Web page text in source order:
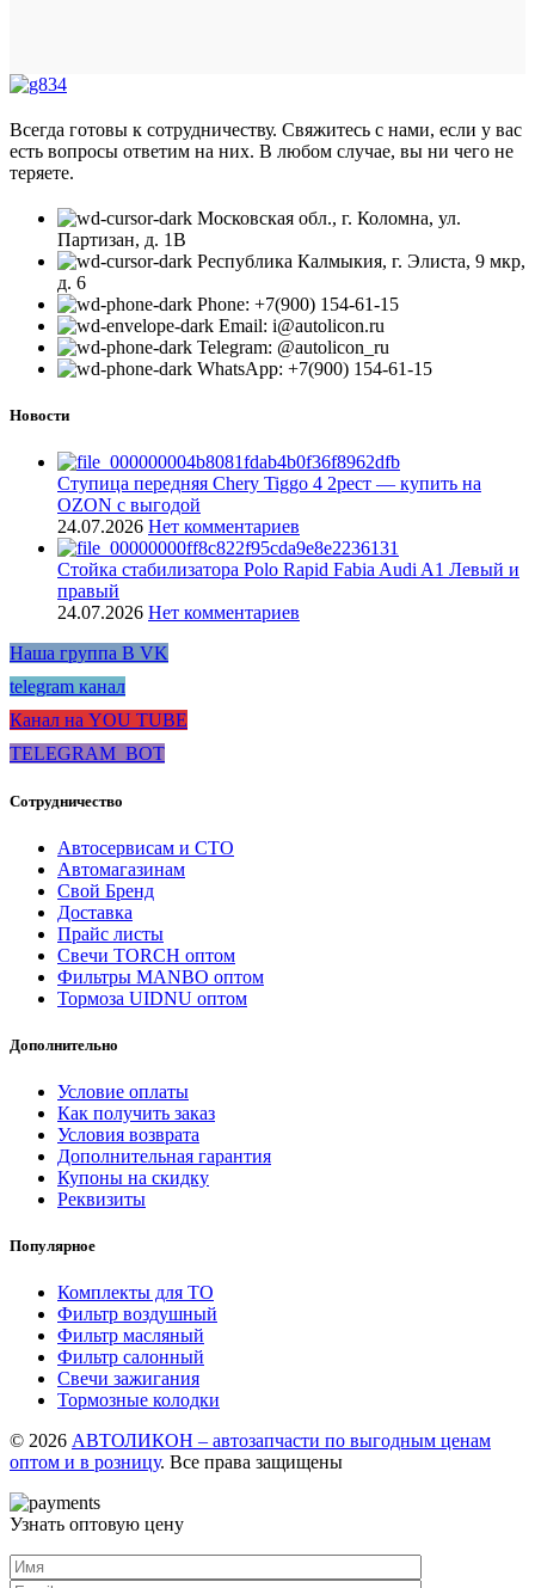
Всегда готовы к сотрудничеству. Свяжитесь с нами, если у вас
есть вопросы ответим на них. В любом случае, вы ни чего не
теряете.
Московская обл., г. Коломна, ул.
Партизан, д. 1В
Республика Калмыкия, г. Элиста, 9 мкр,
д. 6
Phone: +7(900) 154-61-15
Email: i@autolicon.ru
Telegram: @autolicon_ru
WhatsApp: +7(900) 154-61-15
Новости
Ступица передняя Chery Tiggo 4 2рест — купить на
OZON с выгодой
24.07.2026 Нет комментариев
Стойка стабилизатора Polo Rapid Fabia Audi A1 Левый и
правый
24.07.2026 Нет комментариев
Наша группа В VK
telegram канал
Канал на YOU TUBE
TELEGRAM_BOT
Сотрудничество
Автосервисам и СТО
Автомагазинам
Свой Бренд
Доставка
Прайс листы
Свечи TORCH оптом
Фильтры MANBO оптом
Тормоза UIDNU оптом
Дополнительно
Условие оплаты
Как получить заказ
Условия возврата
Дополнительная гарантия
Купоны на скидку
Реквизиты
Популярное
Комплекты для ТО
Фильтр воздушный
Фильтр масляный
Фильтр салонный
Свечи зажигания
Тормозные колодки
© 2026 АВТОЛИКОН – автозапчасти по выгодным ценам
оптом и в розницу. Все права защищены
Узнать оптовую цену